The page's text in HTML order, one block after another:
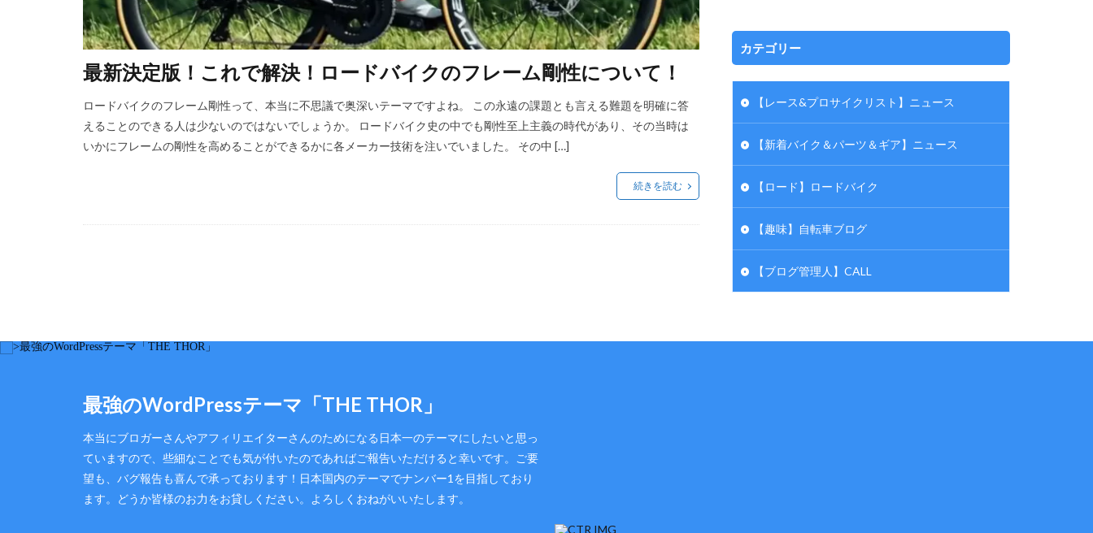
最新決定版！これで解決！ロードバイクのフレーム剛性について！
ロードバイクのフレーム剛性って、本当に不思議で奥深いテーマですよね。 この永遠の課題とも言える難題を明確に答
えることのできる人は少ないのではないでしょうか。 ロードバイク史の中でも剛性至上主義の時代があり、その当時は
いかにフレームの剛性を高めることができるかに各メーカー技術を注いでいました。 その中 […]
続きを読む
カテゴリー
【レース&プロサイクリスト】ニュース
【新着バイク＆パーツ＆ギア】ニュース
【ロード】ロードバイク
【趣味】自転車ブログ
【ブログ管理人】CALL
最強のWordPressテーマ「THE THOR」
本当にブロガーさんやアフィリエイターさんのためになる日本一のテーマにしたいと思っ
ていますので、些細なことでも気が付いたのであればご報告いただけると幸いです。ご要
望も、バグ報告も喜んで承っております！日本国内のテーマでナンバー1を目指しており
ます。どうか皆様のお力をお貸しください。よろしくおねがいいたします。